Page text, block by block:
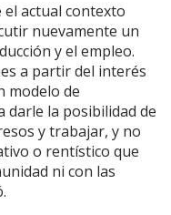
el actual contexto
nuevamente un
y el empleo.
a partir del interés
modelo de
darle la posibilidad de
y trabajar, y no
o rentístico que
ni con las